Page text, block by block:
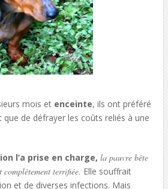
mois et enceinte, ils ont préféré
que de défrayer les coûts reliés à une
l’a prise en charge, la pauvre bête
terrifiée. Elle souffrait
et de diverses infections. Mais